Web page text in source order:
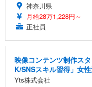
神奈川県
月給28万1,228円～
正社員
映像コンテンツ制作ス
K/SNSスキル習得」女
Yts株式会社